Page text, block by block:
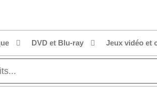
DVD et Blu-ray Jeux vidéo et